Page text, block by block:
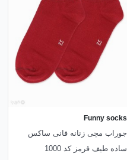
Funny socks
جوراب مچی زنانه فانی ساکس
ساده طیف قرمز کد 1000